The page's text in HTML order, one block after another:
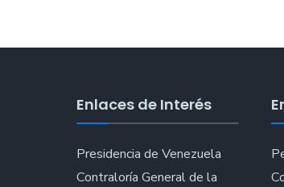
la
Enlaces de Interés
Presidencia de Venezuela
Contraloría General de la